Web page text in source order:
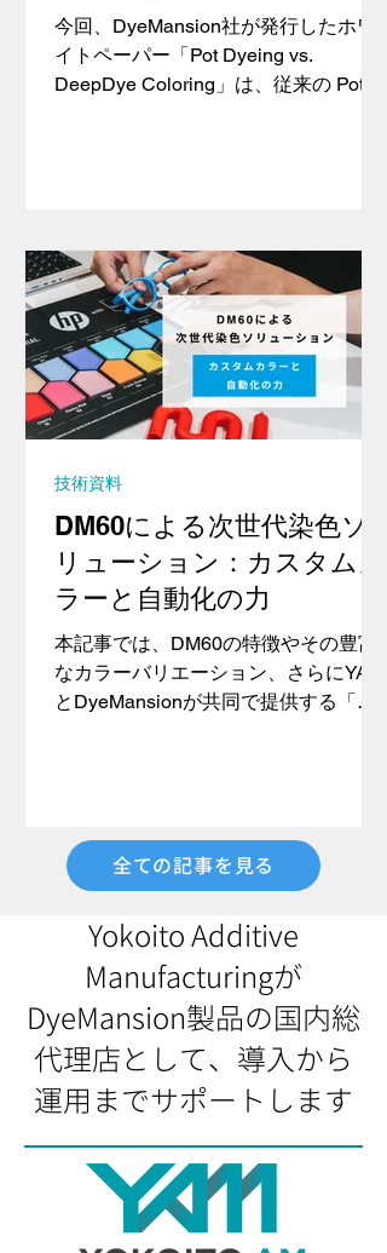
【DyeMansion】
今回、DyeMansion社が発行したホワ
イトペーパー「Pot Dyeing vs.
DeepDye Coloring」は、従来の Pot
DM60による次世代染色ソ
リューション：カスタムカ
ラーと自動化の力
本記事では、DM60の特徴やその豊富
なカラーバリエーション、さらにYAM
とDyeMansionが共同で提供する「カ
技術資料
全ての記事を見る
Yokoito Additive
Manufacturingが
DyeMansion製品の国内総
代理店として、導入から
運用までサポートします